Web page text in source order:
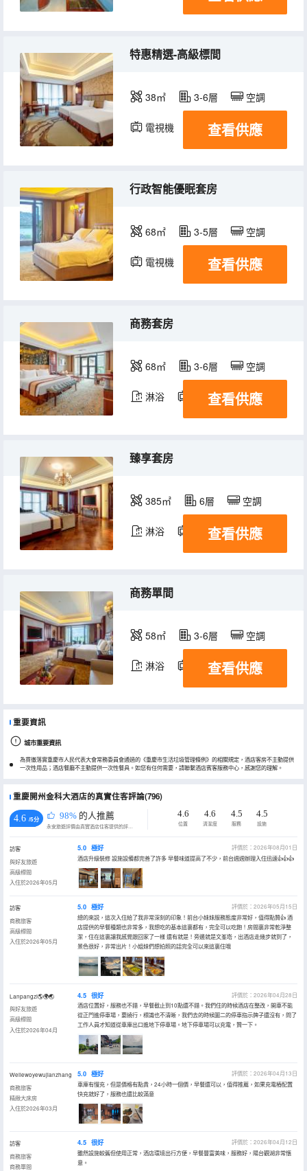
特惠精選-高級標間
38㎡ 3-6層 空調
電視機 查看供應
行政智能優眠套房
68㎡ 3-5層 空調
電視機 查看供應
商務套房
68㎡ 3-6層 空調
淋浴 電視機
查看供應
臻享套房
385㎡ 6層 空調
淋浴 電視機
查看供應
商務單間
58㎡ 3-6層 空調
淋浴 電視機
查看供應
重要資訊
城市重要資訊
為貫徹落實重慶市人民代表大會常務委員會通過的《重慶市生活垃圾管理條例》的相關規定，酒店客房不主動提供
一次性用品；酒店餐廳不主動提供一次性餐具。如您有任何需要，請聯繫酒店賓客服務中心，感謝您的理解。
重慶開州金科大酒店的真實住客評論(796)
4.6 /5分 98% 的人推薦
永安旅遊評價由真實酒店住客提供的評價。
4.6
位置
4.6
清潔度
4.5
服務
4.5
設施
訪客
與好友旅遊
高級標間
入住於2026年05月
5.0 極好
評價於：2026年08月01日
酒店升級裝修 設施設備都完善了許多 早餐味道提高了不少，前台週週辦理入住迅速👍👍👍
訪客
商務旅客
高級標間
入住於2026年05月
5.0 極好
評價於：2026年05月15日
總的來説，這次入住給了我非常深刻的印象！前台小妹妹服務態度非常好，值得點贊👍 酒
店提供的早餐種類也非常多，我想吃的基本這裏都有，完全可以吃飽！房間裏非常乾淨整
潔，住在這裏讓我感覺跟回家了一樣 還有就是！旁邊就是文峯塔，出酒店走幾步就到了，
景色很好，非常出片！小姐妹們想拍照的話完全可以來這裏住哦
Lanpangzi🌎🌍🌏
與好友旅遊
高級標間
入住於2026年04月
4.5 很好
評價於：2026年04月28日
酒店位置好，服務也不錯，早餐截止到10點還不錯。我們住的時候酒店在整改，開車不能
從正門進停車場，要繞行，標識也不清晰，我們去的時候圖二的停車指示牌子還沒有，問了
工作人員才知道從車庫出口進地下停車場。地下停車場可以充電，贊一下。
Weilewoyewujianzhang
商務旅客
精緻大床房
入住於2026年03月
5.0 極好
評價於：2026年04月13日
車庫有慢充，但是價格有點貴，24小時一個價，早餐還可以，值得推薦，如果充電樁配置
快充就好了，服務也還比較滿意
訪客
商務旅客
商務單間
4.5 很好
評價於：2026年04月12日
雖然設施較舊但使用正常，酒店環境出行方便，早餐豐富美味，服務好，陽台觀湖非常愜
意。